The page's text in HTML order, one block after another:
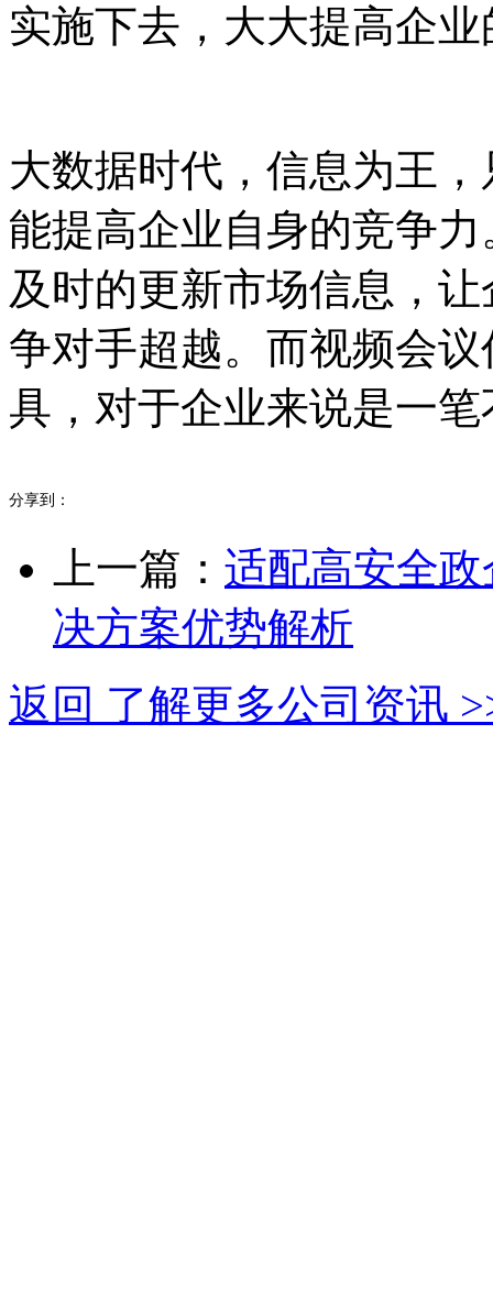
实施下去，大大提高企
大数据时代，信息为王
能提高企业自身的竞争
及时的更新市场信息，
争对手超越。而视频会
具，对于企业来说是一
分享到：
上一篇： 适配高安全
决方案优势解析
返回 了解更多公司资讯